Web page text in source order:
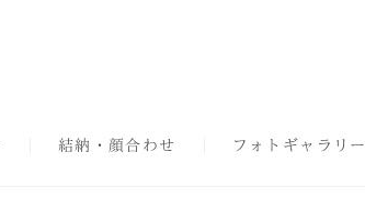
結納・顔合わせ フォトギャラリー